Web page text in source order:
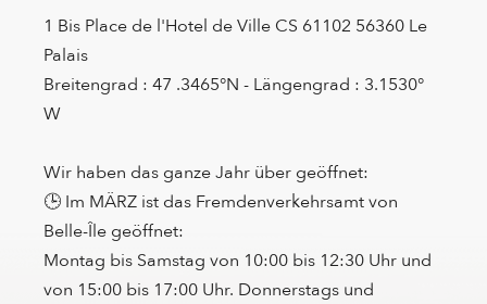
1 Bis Place de l'Hotel de Ville CS 61102 56360 Le
Palais
Breitengrad : 47 .3465°N - Längengrad : 3.1530°
W
Wir haben das ganze Jahr über geöffnet:
🕒 Im MÄRZ ist das Fremdenverkehrsamt von
Belle-Île geöffnet:
Montag bis Samstag von 10:00 bis 12:30 Uhr und
von 15:00 bis 17:00 Uhr. Donnerstags und